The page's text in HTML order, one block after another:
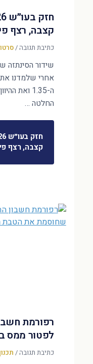
קצבה, רצף
כתיבת תגובה/
שידור הסינתזה
ה-1.35
החלטה …
קצבה, רצף
רפורמת
לפטור ממס
כתיבת תגובה/